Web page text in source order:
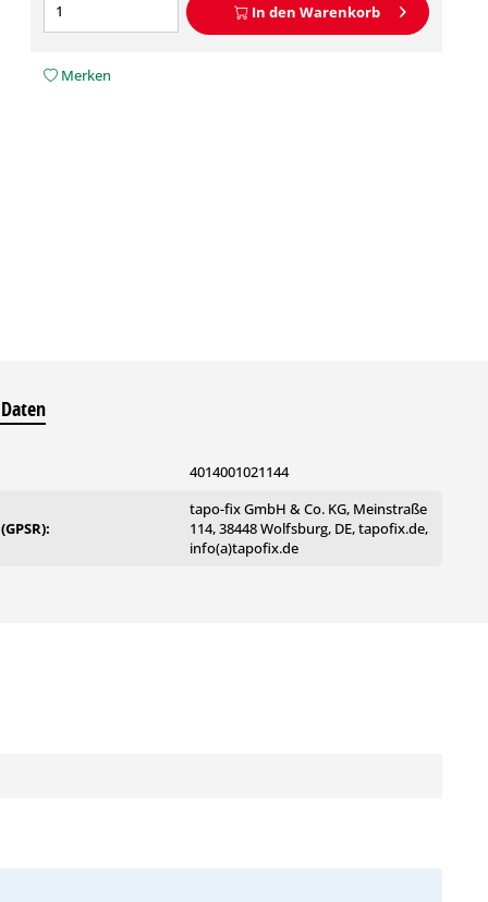
In den Warenkorb
Merken
4014001021144
tapo-fix GmbH & Co. KG, Meinstraße
114, 38448 Wolfsburg, DE, tapofix.de,
info(a)tapofix.de